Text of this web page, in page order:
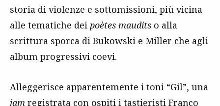
storia di violenze e sottomissioni, più vicina
alle tematiche dei poètes maudits o alla
scrittura sporca di Bukowski e Miller che agli
album progressivi coevi.
Alleggerisce apparentemente i toni “Gil”, una
jam registrata con ospiti i tastieristi Franco